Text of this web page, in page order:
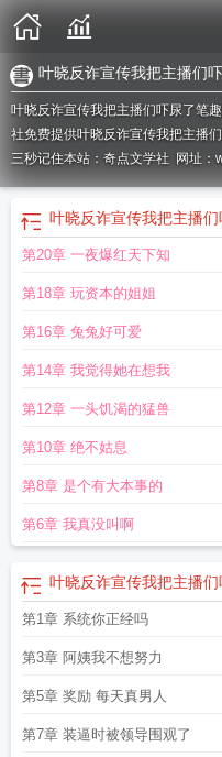
叶晓反诈宣传我把主播们
叶晓反诈宣传我把主播们吓尿了笔
社免费提供叶晓反诈宣传我把主播
三秒记住本站：奇点文学社 网址：
叶晓反诈宣传我把主播
第20章 一夜爆红天下知
第18章 玩资本的姐姐
第16章 兔兔好可爱
第14章 我觉得她在想我
第12章 一头饥渴的猛兽
第10章 绝不姑息
第8章 是个有大本事的
第6章 我真没叫啊
叶晓反诈宣传我把主播
第1章 系统你正经吗
第3章 阿姨我不想努力
第5章 奖励 每天真男人
第7章 装逼时被领导围观了